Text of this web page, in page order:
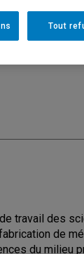
travail des
de
du milieu
Tout